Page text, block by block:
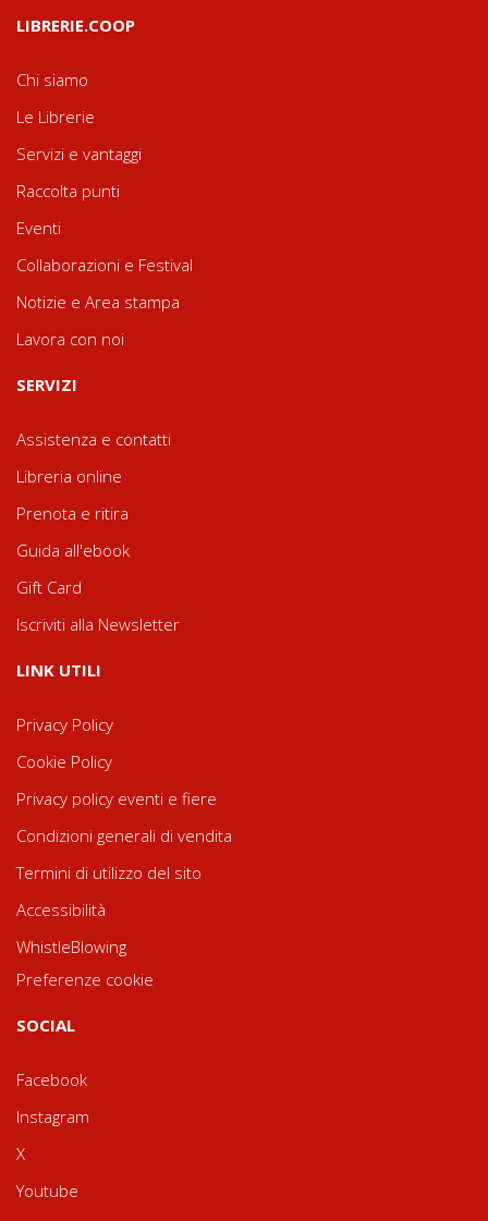
LIBRERIE.COOP
Chi siamo
Le Librerie
Servizi e vantaggi
Raccolta punti
Eventi
Collaborazioni e Festival
Notizie e Area stampa
Lavora con noi
SERVIZI
Assistenza e contatti
Libreria online
Prenota e ritira
Guida all'ebook
Gift Card
Iscriviti alla Newsletter
LINK UTILI
Privacy Policy
Cookie Policy
Privacy policy eventi e fiere
Condizioni generali di vendita
Termini di utilizzo del sito
Accessibilità
WhistleBlowing
Preferenze cookie
SOCIAL
Facebook
Instagram
X
Youtube